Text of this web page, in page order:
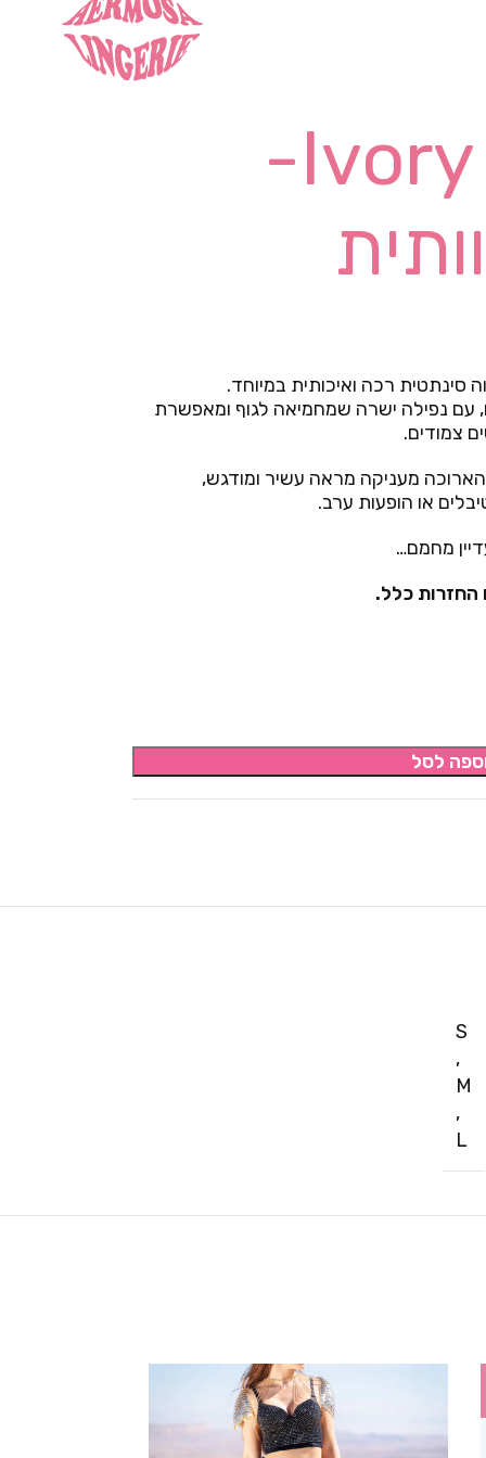
Ivory Fur Vest-
סינתטית רכה ואיכותית במיוחד.
עם נפילה ישרה שמחמיאה לגוף ומאפשרת
צמודים.
מעניקה מראה עשיר ומודגש,
או הופעות ערב.
מחמם…
החזרות כלל.
לסל
S
,
M
,
L